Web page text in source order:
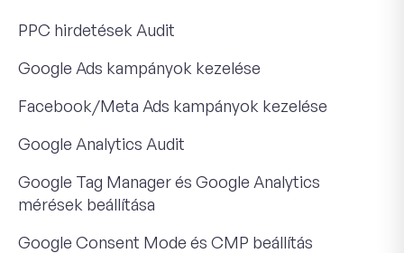
PPC hirdetések Audit
Google Ads kampányok kezelése
Facebook/Meta Ads kampányok kezelése
Google Analytics Audit
Google Tag Manager és Google Analytics
mérések beállítása
Google Consent Mode és CMP beállítás